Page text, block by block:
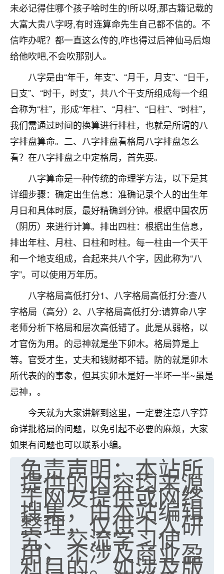
未必记得住哪个孩子啥时生的!所以呀,那古籍记载的
大富大贵八字呀,有时连算命先生自己都不信的。不
信咋办呢？都一直这么传的,咋也得过后神仙马后炮
给他吹吧,不会吹那别人。
八字是由“年干，年支”、“月干，月支”、“日干，
日支”、“时干，时支”，共八个干支所组成每一个组
合称为“柱”，形成“年柱”、“月柱”、“日柱”、“时柱”，
我们需通过时间的换算进行排柱，也就是所谓的八
字排盘算命。二、八字排盘看格局八字排盘怎么
看？在八字排盘之中定格局，首先要。
八字算命是一种传统的命理学方法，以下是其
详细步骤：确定出生信息：准确记录个人的出生年
月日和具体时辰，最好精确到分钟。根据中国农历
（阴历）来进行计算。排出四柱：根据出生信息，
排出年柱、月柱、日柱和时柱。每一柱由一个天干
和一个地支组成，合起来共八个字，因此称为“八
字”。可以使用万年历。
八字格局高低打分1、八字格局高低打分:查八
字格局（高分）2、八字格局高低打分:请算命八字
老师分析下格局和层次高低错了。此是从弱格，以
才官伤为用。的忌神就是坐下卯木。格局算是上
等。官受才生，丈夫和钱财都不错。防的就是卯木
所代表的的事象，但其实卯木是好一半坏一半~虽是
忌神，。
今天就为大家讲解到这里，一定要注意八字算
命详批格局的问题，以免引起不必要的麻烦，大家
如果有问题也可以联系小编。
免责声明：本站所
提供的内容均来源
于网友提供或网络
搜集，由本站编辑
整理，仅供个人研
究、交流学习使
用，不涉及商业盈
利目的。如涉及版
心心相印
我身体不太好，总是病病殃殃的，去检查又没什么大
问题，反正就是不舒服。中医西医看遍了，找不到问
题，后来无意中看到有人推荐慧来老师，跟老师聊过
果问题。今年以来，身体比以前好多，主要是心情好
了，老师说境随心转，现在深有体会了。
鹿森：是的，其实跟老师聊过之后，最大的感
触，首先就是心态会变好，万般皆是命，半点
不由人！
1天前 来自四川
金白水清
我也想找老师看看，有没有人给个联系方式的啊？
鹿森：慧来老师微信：gjsy0624
1天前 来自江西 12
青春168
我也想要，我也想要！
2天前 来自山西
Jessica李
老师做不做超度法事？我想给我奶奶做超度，她今年
刚去世了。
七零老顽童：我母亲前年离世，刚开始我经常
做梦梦见她，后来也是朋友介绍，找到慧来老
了，一开始是半信半疑的，图个心安，给亡母
超度，现在看来，人不信也不行。
2天前 来自云南 11
优秀的张同学
老师收徒吗？？我对这些很感兴趣
2天前 来自山西 15